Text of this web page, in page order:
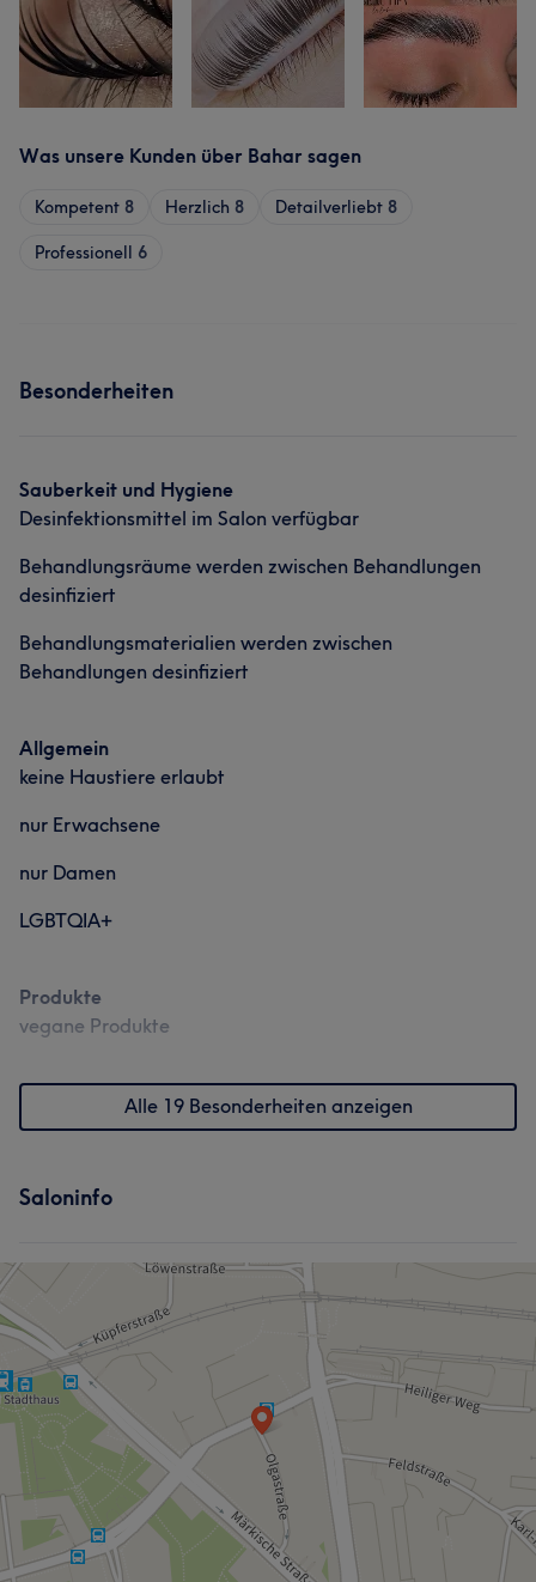
Was unsere Kunden über Bahar sagen
Kompetent 8 Herzlich 8 Detailverliebt 8
Professionell 6
Besonderheiten
Sauberkeit und Hygiene
Desinfektionsmittel im Salon verfügbar
Behandlungsräume werden zwischen Behandlungen
desinfiziert
Behandlungsmaterialien werden zwischen
Behandlungen desinfiziert
Allgemein
keine Haustiere erlaubt
nur Erwachsene
nur Damen
LGBTQIA+
Produkte
vegane Produkte
Alle 19 Besonderheiten anzeigen
Saloninfo